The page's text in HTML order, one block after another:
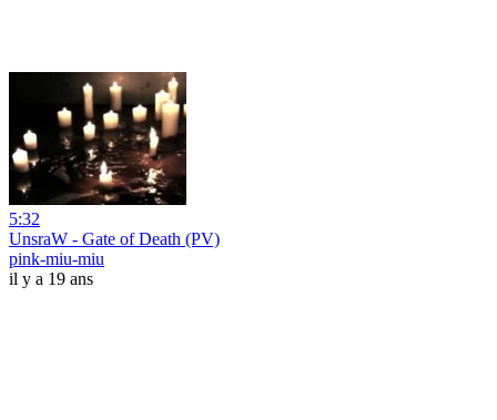
5:32
UnsraW - Gate of Death (PV)
pink-miu-miu
il y a 19 ans